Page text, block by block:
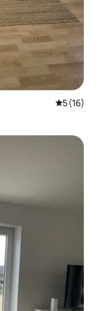
5 (16)